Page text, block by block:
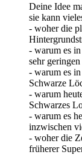
Deine Idee
sie kann
- woher die
- warum es
sehr
- warum es
Schwarze
- warum
Schwarzes
- warum es
inzwischen
- woher die
früherer